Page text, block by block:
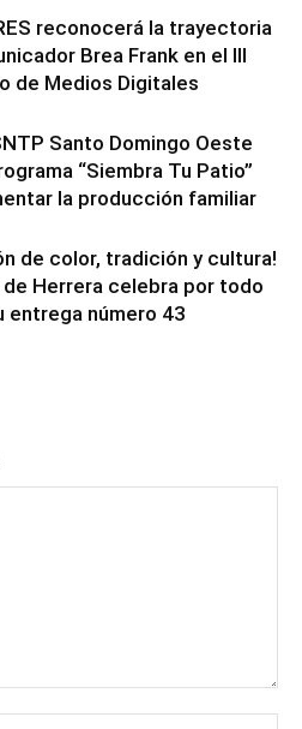
reconocerá la trayectoria
Brea Frank en el III
de Medios Digitales
Santo Domingo Oeste
“Siembra Tu Patio”
la producción familiar
de color, tradición y cultura!
de Herrera celebra por todo
entrega número 43